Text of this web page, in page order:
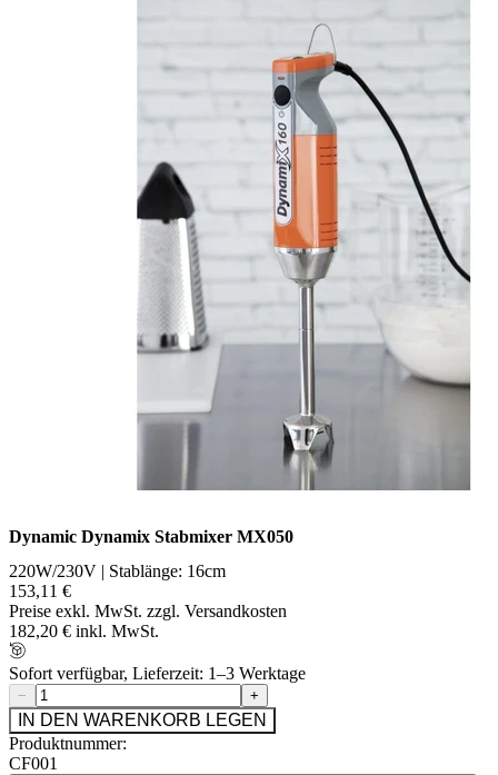
Dynamic Dynamix Stabmixer MX050
220W/230V | Stablänge: 16cm
153,11 €
Preise exkl. MwSt. zzgl. Versandkosten
182,20 € inkl. MwSt.
Sofort verfügbar, Lieferzeit: 1–3 Werktage
− +
IN DEN WARENKORB LEGEN
Produktnummer:
CF001